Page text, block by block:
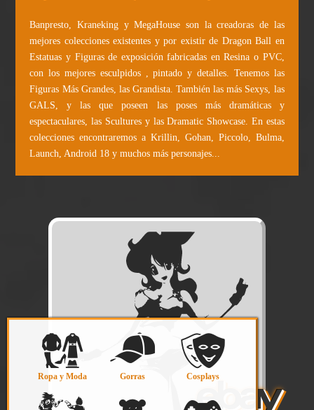
Ropa y Moda Gorras Cosplays
Banpresto, Kraneking y MegaHouse son la creadoras de las
mejores colecciones existentes y por existir de Dragon Ball en
Estatuas y Figuras de exposición fabricadas en Resina o PVC,
con los mejores esculpidos , pintado y detalles. Tenemos las
Figuras Más Grandes, las Grandista. También las más Sexys, las
GALS, y las que poseen las poses más dramáticas y
espectaculares, las Scultures y las Dramatic Showcase. En estas
colecciones encontraremos a Krillin, Gohan, Piccolo, Bulma,
Launch, Android 18 y muchos más personajes...